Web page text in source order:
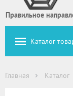
Правильное
Каталог
Главная Каталог